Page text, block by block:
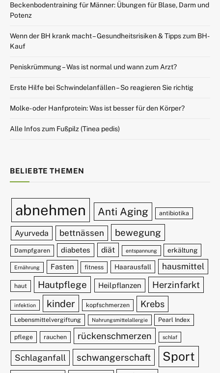
Beckenbodentraining für Männer: Übungen für Blase, Darm und
Potenz
Wenn der BH krank macht – Gesundheitsrisiken & Tipps zum BH-
Kauf
Peniskrümmung – Was ist normal und wann zum Arzt?
Erste Hilfe bei Schwindelanfällen – So reagieren Sie richtig
Molke- oder Hanfprotein: Was ist besser für den Körper?
Alle Infos zum Fußpilz (Tinea pedis)
BELIEBTE THEMEN
abnehmen Anti Aging antibiotika
Ayurveda bettnässen bewegung
Dampfgaren diabetes diät entspannung erkältung
Ernährung Fasten fitness Haarausfall hausmittel
haut Hautpflege Heilpflanzen Herzinfarkt
infektion kinder kopfschmerzen Krebs
Lebensmittelvergiftung Nahrungsmittelallergie Pearl Index
pflege rauchen rückenschmerzen schlaf
Schlaganfall schwangerschaft Sport